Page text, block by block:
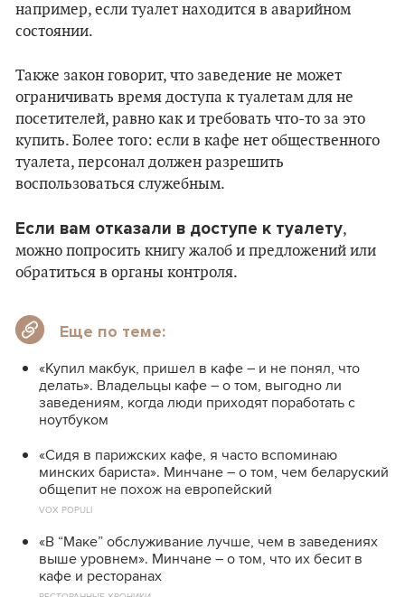
например, если туалет находится в аварийном
состоянии.
Также закон говорит, что заведение не может
ограничивать время доступа к туалетам для не
посетителей, равно как и требовать что-то за это
купить. Более того: если в кафе нет общественного
туалета, персонал должен разрешить
воспользоваться служебным.
Если вам отказали в доступе к туалету,
можно попросить книгу жалоб и предложений или
обратиться в органы контроля.
Еще по теме:
«Купил макбук, пришел в кафе – и не понял, что
делать». Владельцы кафе – о том, выгодно ли
заведениям, когда люди приходят поработать с
ноутбуком
«Cидя в парижских кафе, я часто вспоминаю
минских бариста». Минчане – о том, чем беларуский
общепит не похож на европейский
VOX POPULI
«В “Маке” обслуживание лучше, чем в заведениях
выше уровнем». Минчане – о том, что их бесит в
кафе и ресторанах